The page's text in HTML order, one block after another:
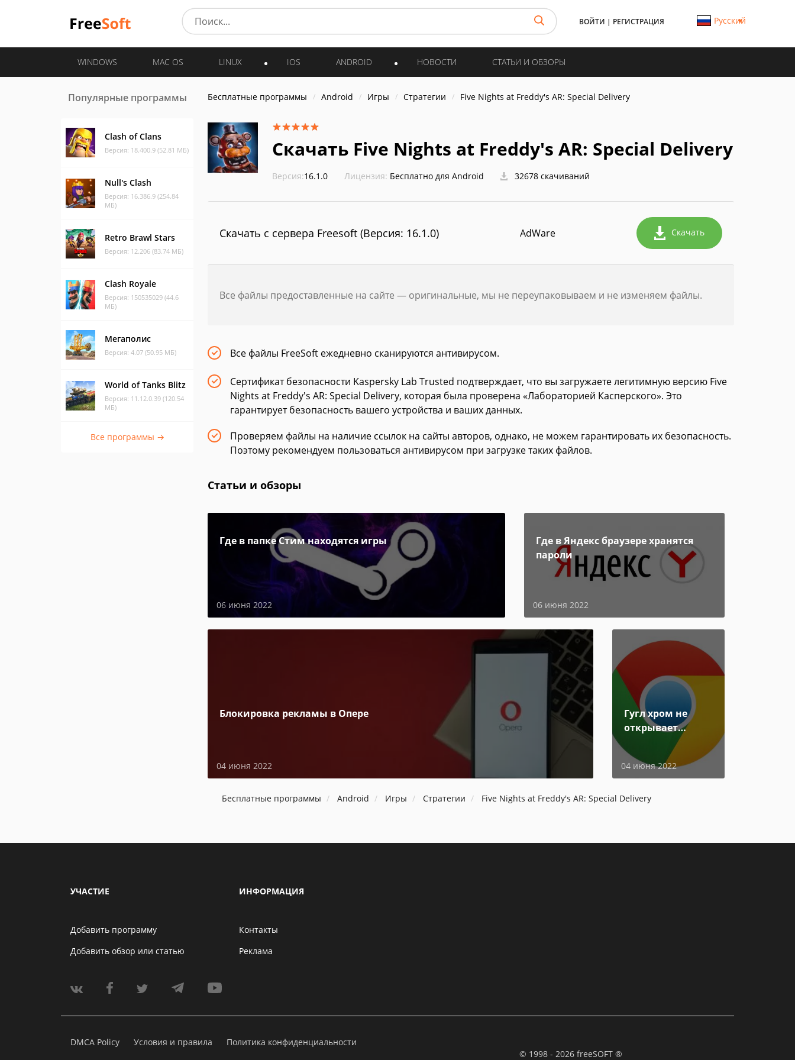
ВОЙТИ | РЕГИСТРАЦИЯ Русский
WINDOWS MAC OS LINUX IOS ANDROID НОВОСТИ СТАТЬИ И ОБЗОРЫ
Популярные программы
Clash of Clans
Версия: 18.400.9 (52.81 МБ)
Null's Clash
Версия: 16.386.9 (254.84
МБ)
Retro Brawl Stars
Версия: 12.206 (83.74 МБ)
Clash Royale
Версия: 150535029 (44.6
МБ)
Мегаполис
Версия: 4.07 (50.95 МБ)
World of Tanks Blitz
Версия: 11.12.0.39 (120.54
МБ)
Все программы →
Бесплатные программы Android Игры Стратегии Five Nights at Freddy's AR: Special Delivery
Скачать Five Nights at Freddy's AR: Special Delivery
Версия:16.1.0 Лицензия: Бесплатно для Android 32678 скачиваний
Скачать с сервера Freesoft (Версия: 16.1.0) AdWare Скачать
Все файлы предоставленные на сайте — оригинальные, мы не переупаковываем и не изменяем файлы.
Все файлы FreeSoft ежедневно сканируются антивирусом.
Сертификат безопасности Kaspersky Lab Trusted подтверждает, что вы загружаете легитимную версию Five
Nights at Freddy's AR: Special Delivery, которая была проверена «Лабораторией Касперского». Это
гарантирует безопасность вашего устройства и ваших данных.
Проверяем файлы на наличие ссылок на сайты авторов, однако, не можем гарантировать их безопасность.
Поэтому рекомендуем пользоваться антивирусом при загрузке таких файлов.
Статьи и обзоры
Где в папке Стим находятся игры
06 июня 2022
Где в Яндекс браузере хранятся
пароли
06 июня 2022
Блокировка рекламы в Опере
04 июня 2022
Гугл хром не
открывает
04 июня 2022
Бесплатные программы Android Игры Стратегии Five Nights at Freddy's AR: Special Delivery
УЧАСТИЕ
Добавить программу
Добавить обзор или статью
ИНФОРМАЦИЯ
Контакты
Реклама
DMCA Policy Условия и правила
Политика конфиденциальности
© 1998 - 2026 freeSOFT ®